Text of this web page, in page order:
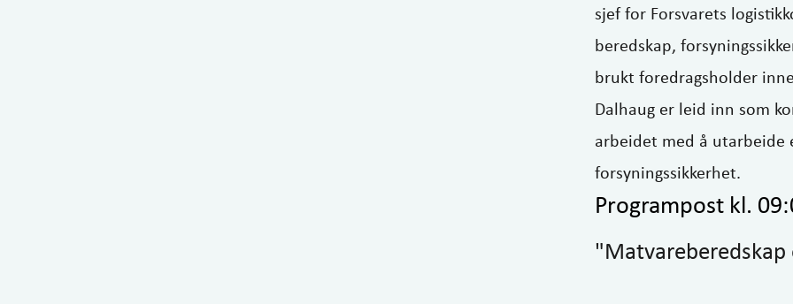
sjef for Forsvarets
beredskap,
brukt foredragsholder
Dalhaug er leid inn som
arbeidet med å utarbeide
forsyningssikkerhet.
Programpost kl.